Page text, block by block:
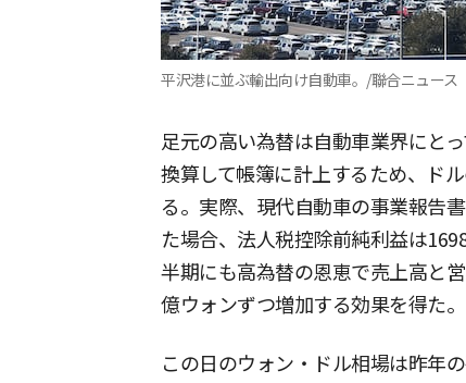
平沢港に並ぶ輸出向け自動車。/聯合ニュース
足元の高い為替は自動車業界にと
換算して帳簿に計上するため、ド
る。実際、現代自動車の事業報告
た場合、法人税控除前純利益は
半期にも高為替の恩恵で売上高と
億ウォンずつ増加する効果を得た。
この日のウォン・ドル相場は昨年